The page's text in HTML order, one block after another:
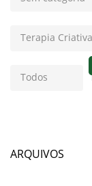
Terapia Criativa
Todos
ARQUIVOS